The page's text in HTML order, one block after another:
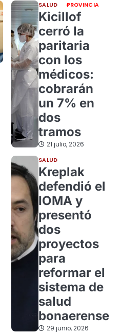
SALUD PROVINCIA
Kicillof
cerró la
paritaria
con los
médicos:
cobrarán
un 7% en
dos
tramos
21 julio, 2026
SALUD
Kreplak
defendió el
IOMA y
presentó
dos
proyectos
para
reformar el
sistema de
salud
bonaerense
29 junio, 2026